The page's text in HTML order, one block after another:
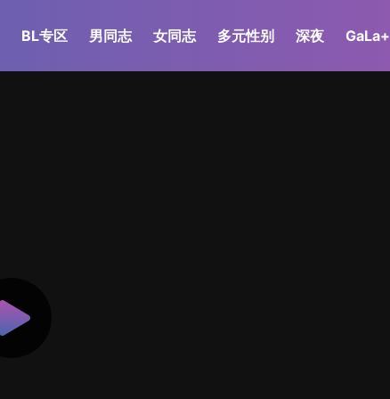
BL专区 男同志 女同志 多元性别 深夜 GaLa+